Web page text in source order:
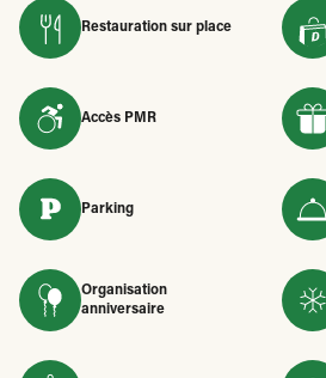
Restauration sur place
Accès PMR
Parking
Organisation
anniversaire